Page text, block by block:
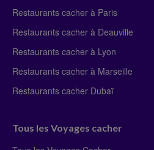
Restaurants cacher à Paris
Restaurants cacher à Deauville
Restaurants cacher à Lyon
Restaurants cacher à Marseille
Restaurants cacher Dubaï
Tous les Voyages cacher